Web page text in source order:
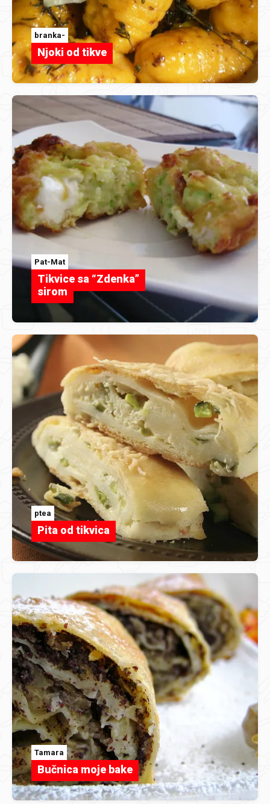
branka-
Njoki od tikve
Pat-Mat
Tikvice sa “Zdenka”
sirom
ptea
Pita od tikvica
Tamara
Bučnica moje bake